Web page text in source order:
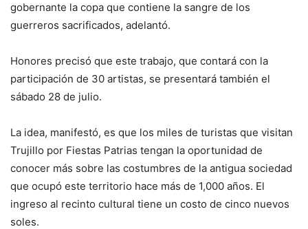
gobernante la copa que contiene la sangre de los
guerreros sacrificados, adelantó.
Honores precisó que este trabajo, que contará con la
participación de 30 artistas, se presentará también el
sábado 28 de julio.
La idea, manifestó, es que los miles de turistas que visitan
Trujillo por Fiestas Patrias tengan la oportunidad de
conocer más sobre las costumbres de la antigua sociedad
que ocupó este territorio hace más de 1,000 años. El
ingreso al recinto cultural tiene un costo de cinco nuevos
soles.